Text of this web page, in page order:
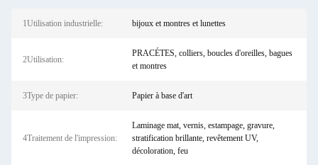
1Utilisation industrielle: bijoux et montres et lunettes
2Utilisation:
PRACÉTES, colliers, boucles d'oreilles, bagues
et montres
3Type de papier: Papier à base d'art
4Traitement de l'impression:
Laminage mat, vernis, estampage, gravure,
stratification brillante, revêtement UV,
décoloration, feu